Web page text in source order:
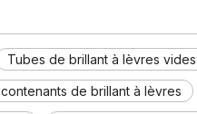
Tubes de brillant à lèvres
de brillant à lèvres